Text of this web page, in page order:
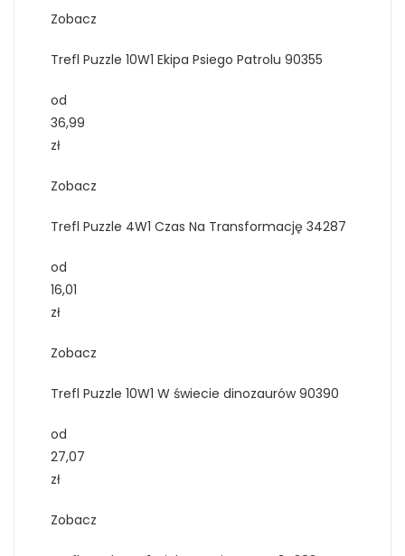
Zobacz
Trefl Puzzle 10W1 Ekipa Psiego Patrolu 90355
od
36,99
zł
Zobacz
Trefl Puzzle 4W1 Czas Na Transformację 34287
od
16,01
zł
Zobacz
Trefl Puzzle 10W1 W świecie dinozaurów 90390
od
27,07
zł
Zobacz